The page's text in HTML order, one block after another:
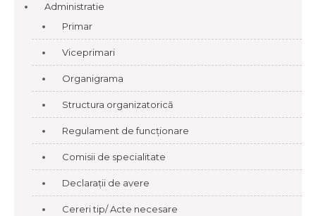
Administratie
Primar
Viceprimari
Organigrama
Structura organizatorică
Regulament de funcționare
Comisii de specialitate
Declarații de avere
Cereri tip/ Acte necesare